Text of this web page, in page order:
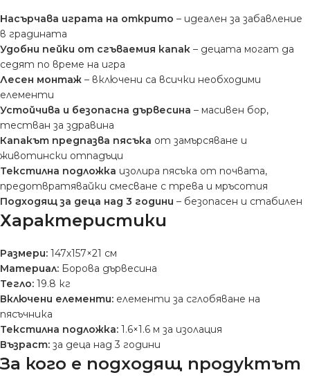
Насърчава играта на открито – идеален за забавление
в градината
Удобни пейки от сгъваемия капак – децата могат да
седят по време на игра
Лесен монтаж – включени са всички необходими
елементи
Устойчива и безопасна дървесина – масивен бор,
тестван за здравина
Капакът предпазва пясъка от замърсяване и
животински отпадъци
Текстилна подложка изолира пясъка от почвата,
предотвратявайки смесване с трева и мръсотия
Подходящ за деца над 3 години – безопасен и стабилен
Характеристики
Размери: 147х157×21 см
Материал: Борова дървесина
Тегло: 19.8 кг
Включени елементи: елементи за сглобяване на
пясъчника
Текстилна подложка: 1.6×1.6 м за изолация
Възраст: за деца над 3 години
За кого е подходящ продуктът